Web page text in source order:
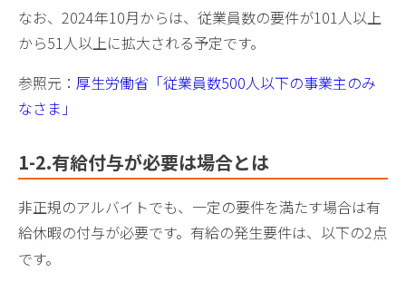
なお、2024年10月からは、従業員数の要件が101人以上
から51人以上に拡大される予定です。
参照元： 厚生労働省「従業員数500人以下の事業主のみ
なさま」
1-2.有給付与が必要は場合とは
非正規のアルバイトでも、一定の要件を満たす場合は有
給休暇の付与が必要です。有給の発生要件は、以下の2点
です。